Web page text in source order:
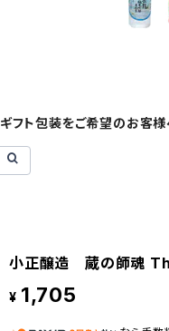
ギフト包装をご希望のお客様
小正醸造 蔵の師魂
¥ 1,705